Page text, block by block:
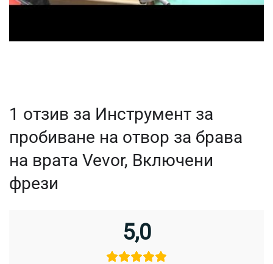
1 отзив за Инструмент за
пробиване на отвор за брава
на врата Vevor, Включени
фрези
5,0